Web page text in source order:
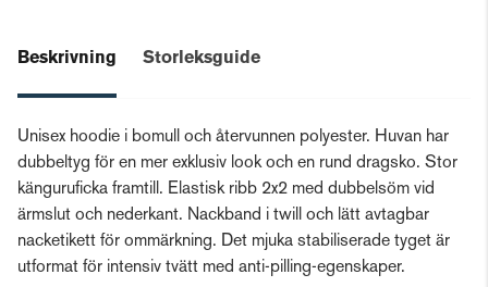
Beskrivning Storleksguide
Unisex hoodie i bomull och återvunnen polyester. Huvan har
dubbeltyg för en mer exklusiv look och en rund dragsko. Stor
känguruficka framtill. Elastisk ribb 2x2 med dubbelsöm vid
ärmslut och nederkant. Nackband i twill och lätt avtagbar
nacketikett för ommärkning. Det mjuka stabiliserade tyget är
utformat för intensiv tvätt med anti-pilling-egenskaper.